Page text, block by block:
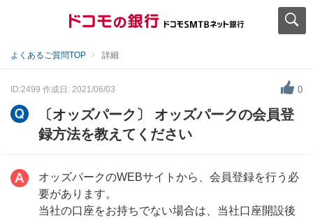
よくあるご質問TOP 詳細
ID:2499 作成日: 2021/06/03 0
〔オッズパーク〕 オッズパークの会員登
録方法を教えてください
オッズパークのWEBサイトから、会員登録を行う必
要があります。
当社の口座をお持ちでない場合は、当社口座開設後